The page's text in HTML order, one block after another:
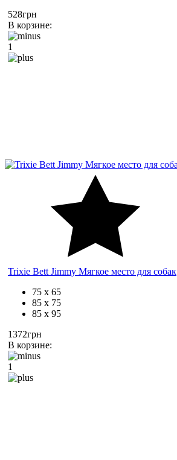
528грн
В корзине:
1
Trixie Bett Jimmy Мягкое место для собак
75 х 65
85 х 75
85 х 95
1372грн
В корзине:
1